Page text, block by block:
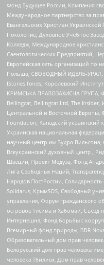
Фонд Будущее России, Компания
Международное партнерство за
Евангельских Христиан
Поколение, Духовное Учебное
Колледж, Международное
Саентологических Предприятий,
Европейская сеть организаций по
Польша, СВОБОДНЫЙ ИДЕЛЬ-УРАЛ,
IStories fonds, Королевский
КРИМСЬКА ПРАВОЗАХИСНА ГРУПА,
Bellingcat, Bellingcat Ltd, The Insider,
Центральной и Восточной Европы,
Foundation, Канадский украинский
Украинская национальная
научный центр им Вудро Вильсона,
Всеукраинский духовный центр ,
Швеции, Проект Медуза, Фонд
Лига Свободных Наций,
Народов ПостРоссии,
Solidarus, КрымSOS, Свободный
управления, Форум гражданского
островов Тисима и Хабомаи, Съезд
Интернешнл, Фонд борьбы с
Всемирный фонд природы, BDR
Образовательный дом прав
Белорусский дом прав человека
человека Тбилиси, Дом прав